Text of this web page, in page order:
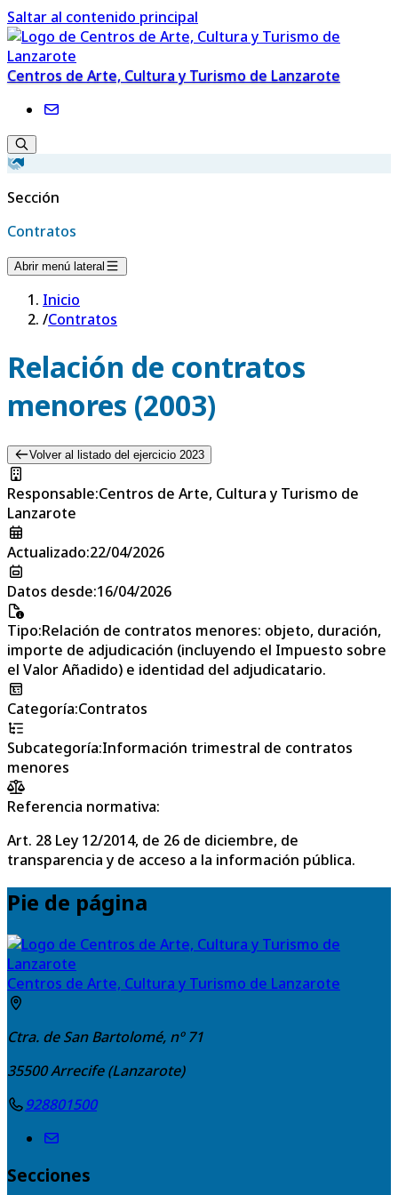
Saltar al contenido principal
Centros de Arte, Cultura y Turismo de Lanzarote
Sección
Contratos
Abrir menú lateral
Inicio
/Contratos
Relación de contratos
menores (2003)
Volver al listado del ejercicio 2023
Responsable:Centros de Arte, Cultura y Turismo de
Lanzarote
Actualizado:22/04/2026
Datos desde:16/04/2026
Tipo:Relación de contratos menores: objeto, duración,
importe de adjudicación (incluyendo el Impuesto sobre
el Valor Añadido) e identidad del adjudicatario.
Categoría:Contratos
Subcategoría:Información trimestral de contratos
menores
Referencia normativa:
Art. 28 Ley 12/2014, de 26 de diciembre, de
transparencia y de acceso a la información pública.
Pie de página
Centros de Arte, Cultura y Turismo de Lanzarote
Ctra. de San Bartolomé, nº 71
35500Arrecife (Lanzarote)
928801500
Secciones